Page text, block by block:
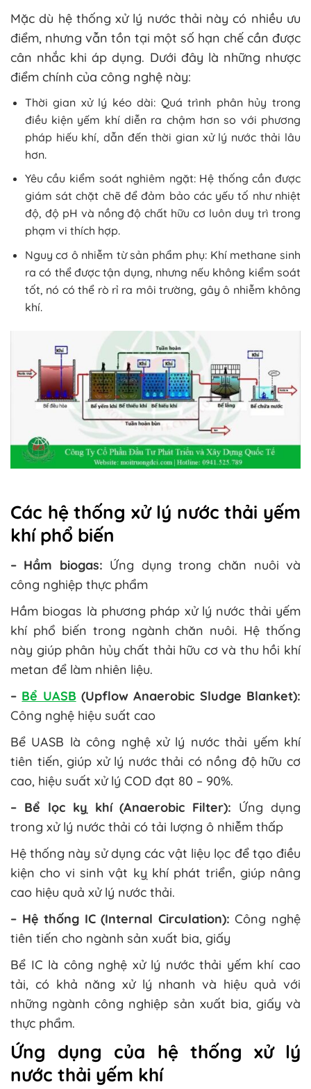
Mặc dù hệ thống xử lý nước thải này có nhiều ưu
điểm, nhưng vẫn tồn tại một số hạn chế cần được
cân nhắc khi áp dụng. Dưới đây là những nhược
điểm chính của công nghệ này:
Thời gian xử lý kéo dài: Quá trình phân hủy trong
điều kiện yếm khí diễn ra chậm hơn so với phương
pháp hiếu khí, dẫn đến thời gian xử lý nước thải lâu
hơn.
Yêu cầu kiểm soát nghiêm ngặt: Hệ thống cần được
giám sát chặt chẽ để đảm bảo các yếu tố như nhiệt
độ, độ pH và nồng độ chất hữu cơ luôn duy trì trong
phạm vi thích hợp.
Nguy cơ ô nhiễm từ sản phẩm phụ: Khí methane sinh
ra có thể được tận dụng, nhưng nếu không kiểm soát
tốt, nó có thể rò rỉ ra môi trường, gây ô nhiễm không
khí.
Các hệ thống xử lý nước thải yếm
khí phổ biến
– Hầm biogas: Ứng dụng trong chăn nuôi và
công nghiệp thực phẩm
Hầm biogas là phương pháp xử lý nước thải yếm
khí phổ biến trong ngành chăn nuôi. Hệ thống
này giúp phân hủy chất thải hữu cơ và thu hồi khí
metan để làm nhiên liệu.
– Bể UASB (Upflow Anaerobic Sludge Blanket):
Công nghệ hiệu suất cao
Bể UASB là công nghệ xử lý nước thải yếm khí
tiên tiến, giúp xử lý nước thải có nồng độ hữu cơ
cao, hiệu suất xử lý COD đạt 80 – 90%.
– Bể lọc kỵ khí (Anaerobic Filter): Ứng dụng
trong xử lý nước thải có tải lượng ô nhiễm thấp
Hệ thống này sử dụng các vật liệu lọc để tạo điều
kiện cho vi sinh vật kỵ khí phát triển, giúp nâng
cao hiệu quả xử lý nước thải.
– Hệ thống IC (Internal Circulation): Công nghệ
tiên tiến cho ngành sản xuất bia, giấy
Bể IC là công nghệ xử lý nước thải yếm khí cao
tải, có khả năng xử lý nhanh và hiệu quả với
những ngành công nghiệp sản xuất bia, giấy và
thực phẩm.
Ứng dụng của hệ thống xử lý
nước thải yếm khí